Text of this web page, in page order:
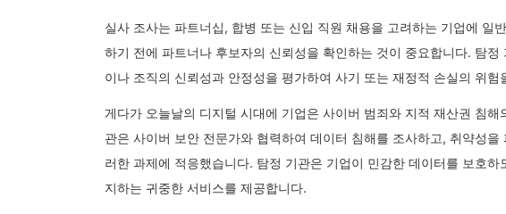
실사 조사는 파트너십, 합병 또는 신입 직원 채용을 고려하는 기업에 일
하기 전에 파트너나 후보자의 신뢰성을 확인하는 것이 중요합니다. 탐
이나 조직의 신뢰성과 안정성을 평가하여 사기 또는 재정적 손실의 위험
게다가 오늘날의 디지털 시대에 기업은 사이버 범죄와 지적 재산권 침
관은 사이버 보안 전문가와 협력하여 데이터 침해를 조사하고, 취약성
러한 과제에 적응했습니다. 탐정 기관은 기업이 민감한 데이터를 보호
지하는 귀중한 서비스를 제공합니다.